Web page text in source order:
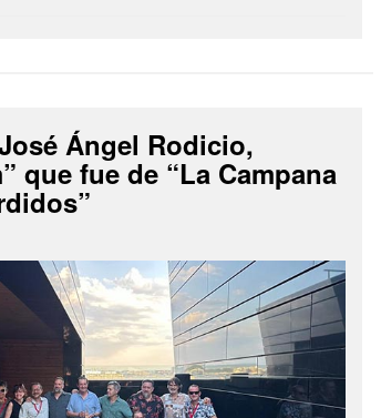
Ángel Rodicio,
que fue de “La Campana